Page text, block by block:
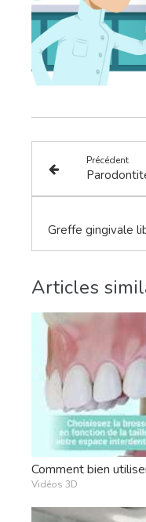
Précédent
Articles
Comment bien
Vidéos 3D